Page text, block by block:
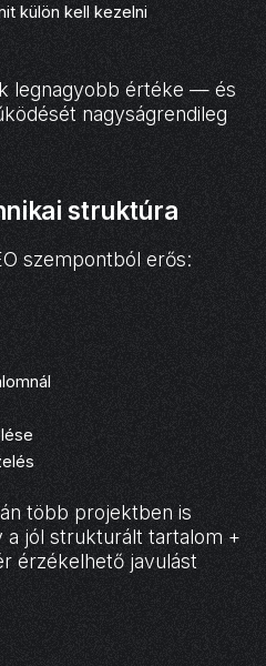
külön kell kezelni
legnagyobb értéke — és
nagyságrendileg
struktúra
szempontból erős:
több projektben is
a jól strukturált tartalom +
érzékelhető javulást